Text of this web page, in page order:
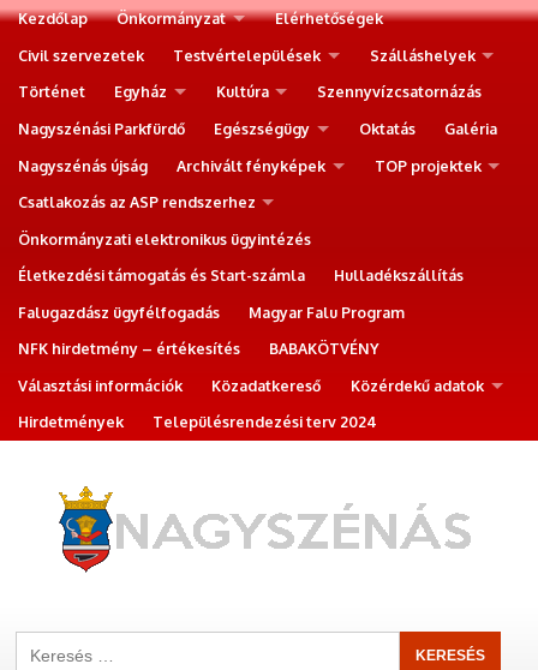
Kezdőlap Önkormányzat
Elérhetőségek
Civil szervezetek
Testvértelepülések
Szálláshelyek
Történet
Egyház Kultúra
Szennyvízcsatornázás
Nagyszénási Parkfürdő
Egészségügy Oktatás
Galéria
Nagyszénás újság
Archivált fényképek
TOP projektek
Csatlakozás az ASP rendszerhez
Önkormányzati elektronikus ügyintézés
Életkezdési támogatás és Start-számla
Hulladékszállítás
Falugazdász ügyfélfogadás
Magyar Falu Program
NFK hirdetmény – értékesítés
BABAKÖTVÉNY
Választási információk
Közadatkereső
Közérdekű adatok
Hirdetmények
Településrendezési terv 2024